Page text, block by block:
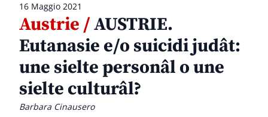
16 Maggio 2021
Austrie /AUSTRIE.
Eutanasie e/o suicidi judât:
une sielte personâl o une
sielte culturâl?
Barbara Cinausero